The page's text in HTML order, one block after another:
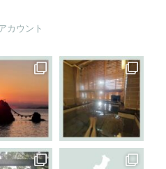
カウント